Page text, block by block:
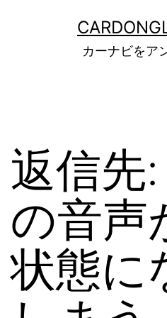
カーナビをア
返信先
の音声
状態に